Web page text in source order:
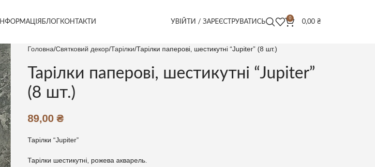
ІНФОРМАЦІЯ БЛОГ КОНТАКТИ УВІЙТИ / ЗАРЕЄСТРУВАТИСЬ
0
0,00 ₴
Головна Святковий декор Тарілки Тарілки паперові, шестикутні “Jupiter” (8 шт.)
Тарілки паперові, шестикутні “Jupiter”
(8 шт.)
89,00 ₴
Тарілки “Jupiter”
Тарілки шестикутні, рожева акварель.